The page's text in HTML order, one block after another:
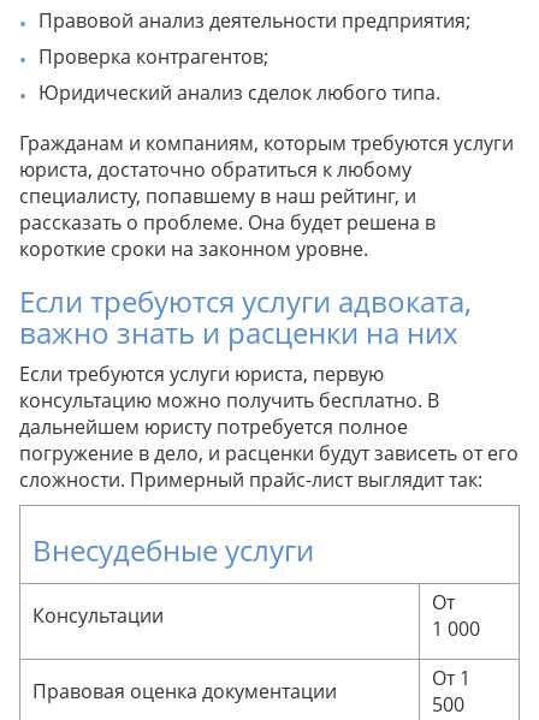
Правовой анализ деятельности предприятия;
Проверка контрагентов;
Юридический анализ сделок любого типа.
Гражданам и компаниям, которым требуются услуги
юриста, достаточно обратиться к любому
специалисту, попавшему в наш рейтинг, и
рассказать о проблеме. Она будет решена в
короткие сроки на законном уровне.
Если требуются услуги адвоката,
важно знать и расценки на них
Если требуются услуги юриста, первую
консультацию можно получить бесплатно. В
дальнейшем юристу потребуется полное
погружение в дело, и расценки будут зависеть от его
сложности. Примерный прайс-лист выглядит так:
Внесудебные услуги
Консультации
От
1 000
Правовая оценка документации
От 1
500